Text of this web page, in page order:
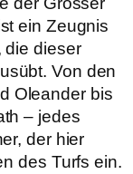
ein Zeugnis
die dieser
Von den
Oleander bis
– jedes
der hier
des Turfs ein.